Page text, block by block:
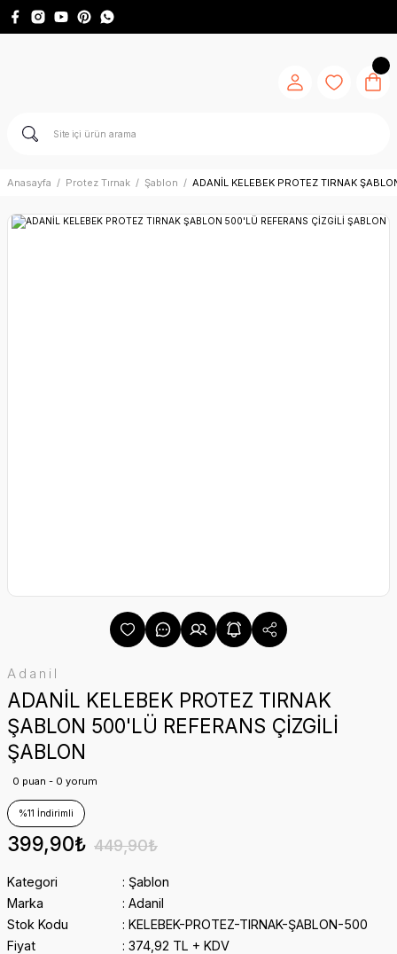
Anasayfa Protez Tırnak Şablon ADANİL KELEBEK PROTEZ TIRNAK
Adanil
ADANİL KELEBEK PROTEZ TIRNAK
ŞABLON 500'LÜ REFERANS ÇİZGİLİ
ŞABLON
0 puan - 0 yorum
%11 İndirimli
399,90₺ 449,90₺
Kategori
Şablon
Marka
Adanil
Stok Kodu
KELEBEK-PROTEZ-TIRNAK-ŞABLON-500
Fiyat
374,92 TL + KDV